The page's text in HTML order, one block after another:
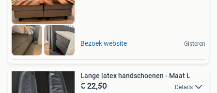
Bezoek website Gisteren
Lange latex handschoenen - Maat L
€ 22,50 Details